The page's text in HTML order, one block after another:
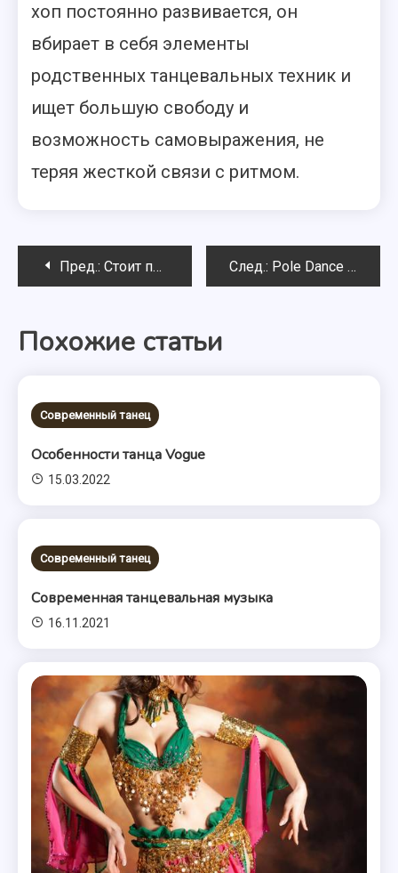
хоп постоянно развивается, он
вбирает в себя элементы
родственных танцевальных техник и
ищет большую свободу и
возможность самовыражения, не
теряя жесткой связи с ритмом.
Навигация
записям
Пред.: Стоит принимать стероиды? След.: Pole Dance школы в Москве
Похожие статьи
Современный танец
Особенности танца Vogue
15.03.2022
Современный танец
Современная танцевальная музыка
16.11.2021